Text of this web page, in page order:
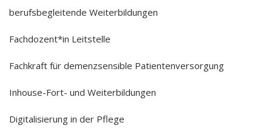
berufsbegleitende Weiterbildungen
Fachdozent*in Leitstelle
Fachkraft für demenzsensible Patientenversorgung
Inhouse-Fort- und Weiterbildungen
Digitalisierung in der Pflege